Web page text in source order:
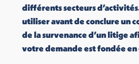
différents secteurs
utiliser avant de conclure un
de la survenance d’un litige
votre demande est fondée